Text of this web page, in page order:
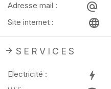
Adresse mail :
Site internet :
SERVICES
Electricité :